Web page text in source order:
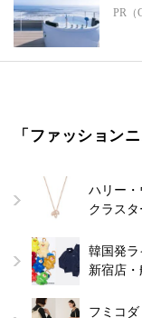
PR（
「ファッション
ハリー
クラス
韓国発ラ
新宿店
フミコ